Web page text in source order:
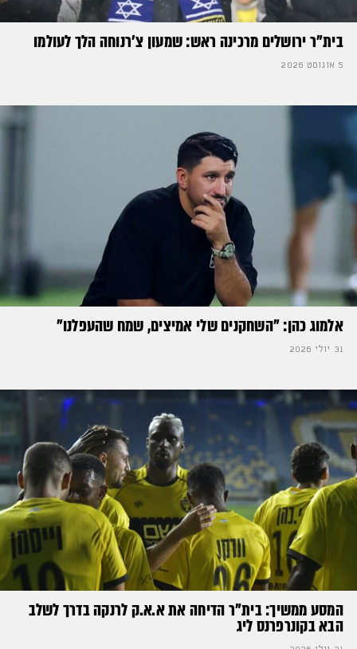
בית"ר ירושלים מרכינה ראש: שמעון צ'רנוחה הלך לעולמו
5 אוגוסט 2026
אלמוג כהן: "השחקנים שלי אמיצים, שמח שהעפלנו"
31 יולי 2026
המסע ממשיך: בית"ר הדיחה את א.א.ק לרנקה בדרך לשלב
הבא בקונרפרנס ליג